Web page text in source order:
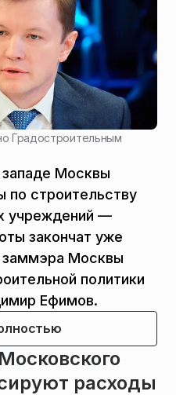
Градостроительным
Москвы
по строительству
учреждений —
закончат уже
заммэра Москвы
политики
Ефимов.
расходы